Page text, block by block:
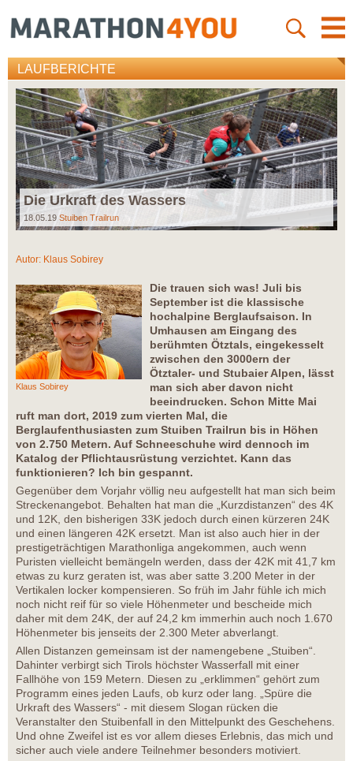
LAUFBERICHTE
Die Urkraft des Wassers
18.05.19 Stuiben Trailrun
Autor: Klaus Sobirey
Klaus Sobirey
Die trauen sich was! Juli bis
September ist die klassische
hochalpine Berglaufsaison. In
Umhausen am Eingang des
berühmten Ötztals, eingekesselt
zwischen den 3000ern der
Ötztaler- und Stubaier Alpen, lässt
man sich aber davon nicht
beeindrucken. Schon Mitte Mai
ruft man dort, 2019 zum vierten Mal, die
Berglaufenthusiasten zum Stuiben Trailrun bis in Höhen
von 2.750 Metern. Auf Schneeschuhe wird dennoch im
Katalog der Pflichtausrüstung verzichtet. Kann das
funktionieren? Ich bin gespannt.
Gegenüber dem Vorjahr völlig neu aufgestellt hat man sich beim
Streckenangebot. Behalten hat man die „Kurzdistanzen“ des 4K
und 12K, den bisherigen 33K jedoch durch einen kürzeren 24K
und einen längeren 42K ersetzt. Man ist also auch hier in der
prestigeträchtigen Marathonliga angekommen, auch wenn
Puristen vielleicht bemängeln werden, dass der 42K mit 41,7 km
etwas zu kurz geraten ist, was aber satte 3.200 Meter in der
Vertikalen locker kompensieren. So früh im Jahr fühle ich mich
noch nicht reif für so viele Höhenmeter und bescheide mich
daher mit dem 24K, der auf 24,2 km immerhin auch noch 1.670
Höhenmeter bis jenseits der 2.300 Meter abverlangt.
Allen Distanzen gemeinsam ist der namengebene „Stuiben“.
Dahinter verbirgt sich Tirols höchster Wasserfall mit einer
Fallhöhe von 159 Metern. Diesen zu „erklimmen“ gehört zum
Programm eines jeden Laufs, ob kurz oder lang. „Spüre die
Urkraft des Wassers“ - mit diesem Slogan rücken die
Veranstalter den Stuibenfall in den Mittelpunkt des Geschehens.
Und ohne Zweifel ist es vor allem dieses Erlebnis, das mich und
sicher auch viele andere Teilnehmer besonders motiviert.